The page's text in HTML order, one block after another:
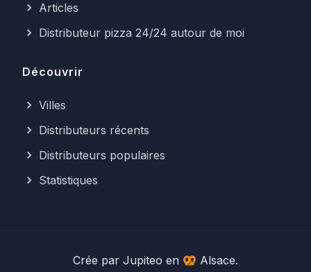
Articles
Distributeur pizza 24/24 autour de moi
Découvrir
Villes
Distributeurs récents
Distributeurs populaires
Statistiques
Crée par Jupiteo en 🥨 Alsace.